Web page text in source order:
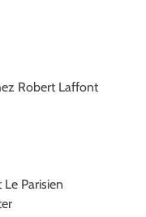
Robert Laffont
Parisien